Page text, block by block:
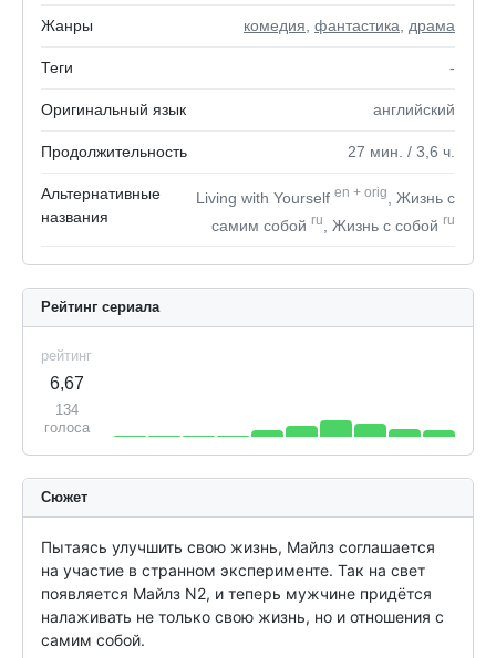
Жанры комедия фантастика драма
Теги -
Оригинальный язык английский
Продолжительность 27 мин. / 3,6 ч.
Альтернативные
названия
Living with Yourself en + orig
, Жизнь с
самим собой ru , Жизнь с собой ru
Рейтинг сериала
рейтинг
6,67
134
голоса
Сюжет
Пытаясь улучшить свою жизнь, Майлз соглашается
на участие в странном эксперименте. Так на свет
появляется Майлз N2, и теперь мужчине придётся
налаживать не только свою жизнь, но и отношения с
самим собой.